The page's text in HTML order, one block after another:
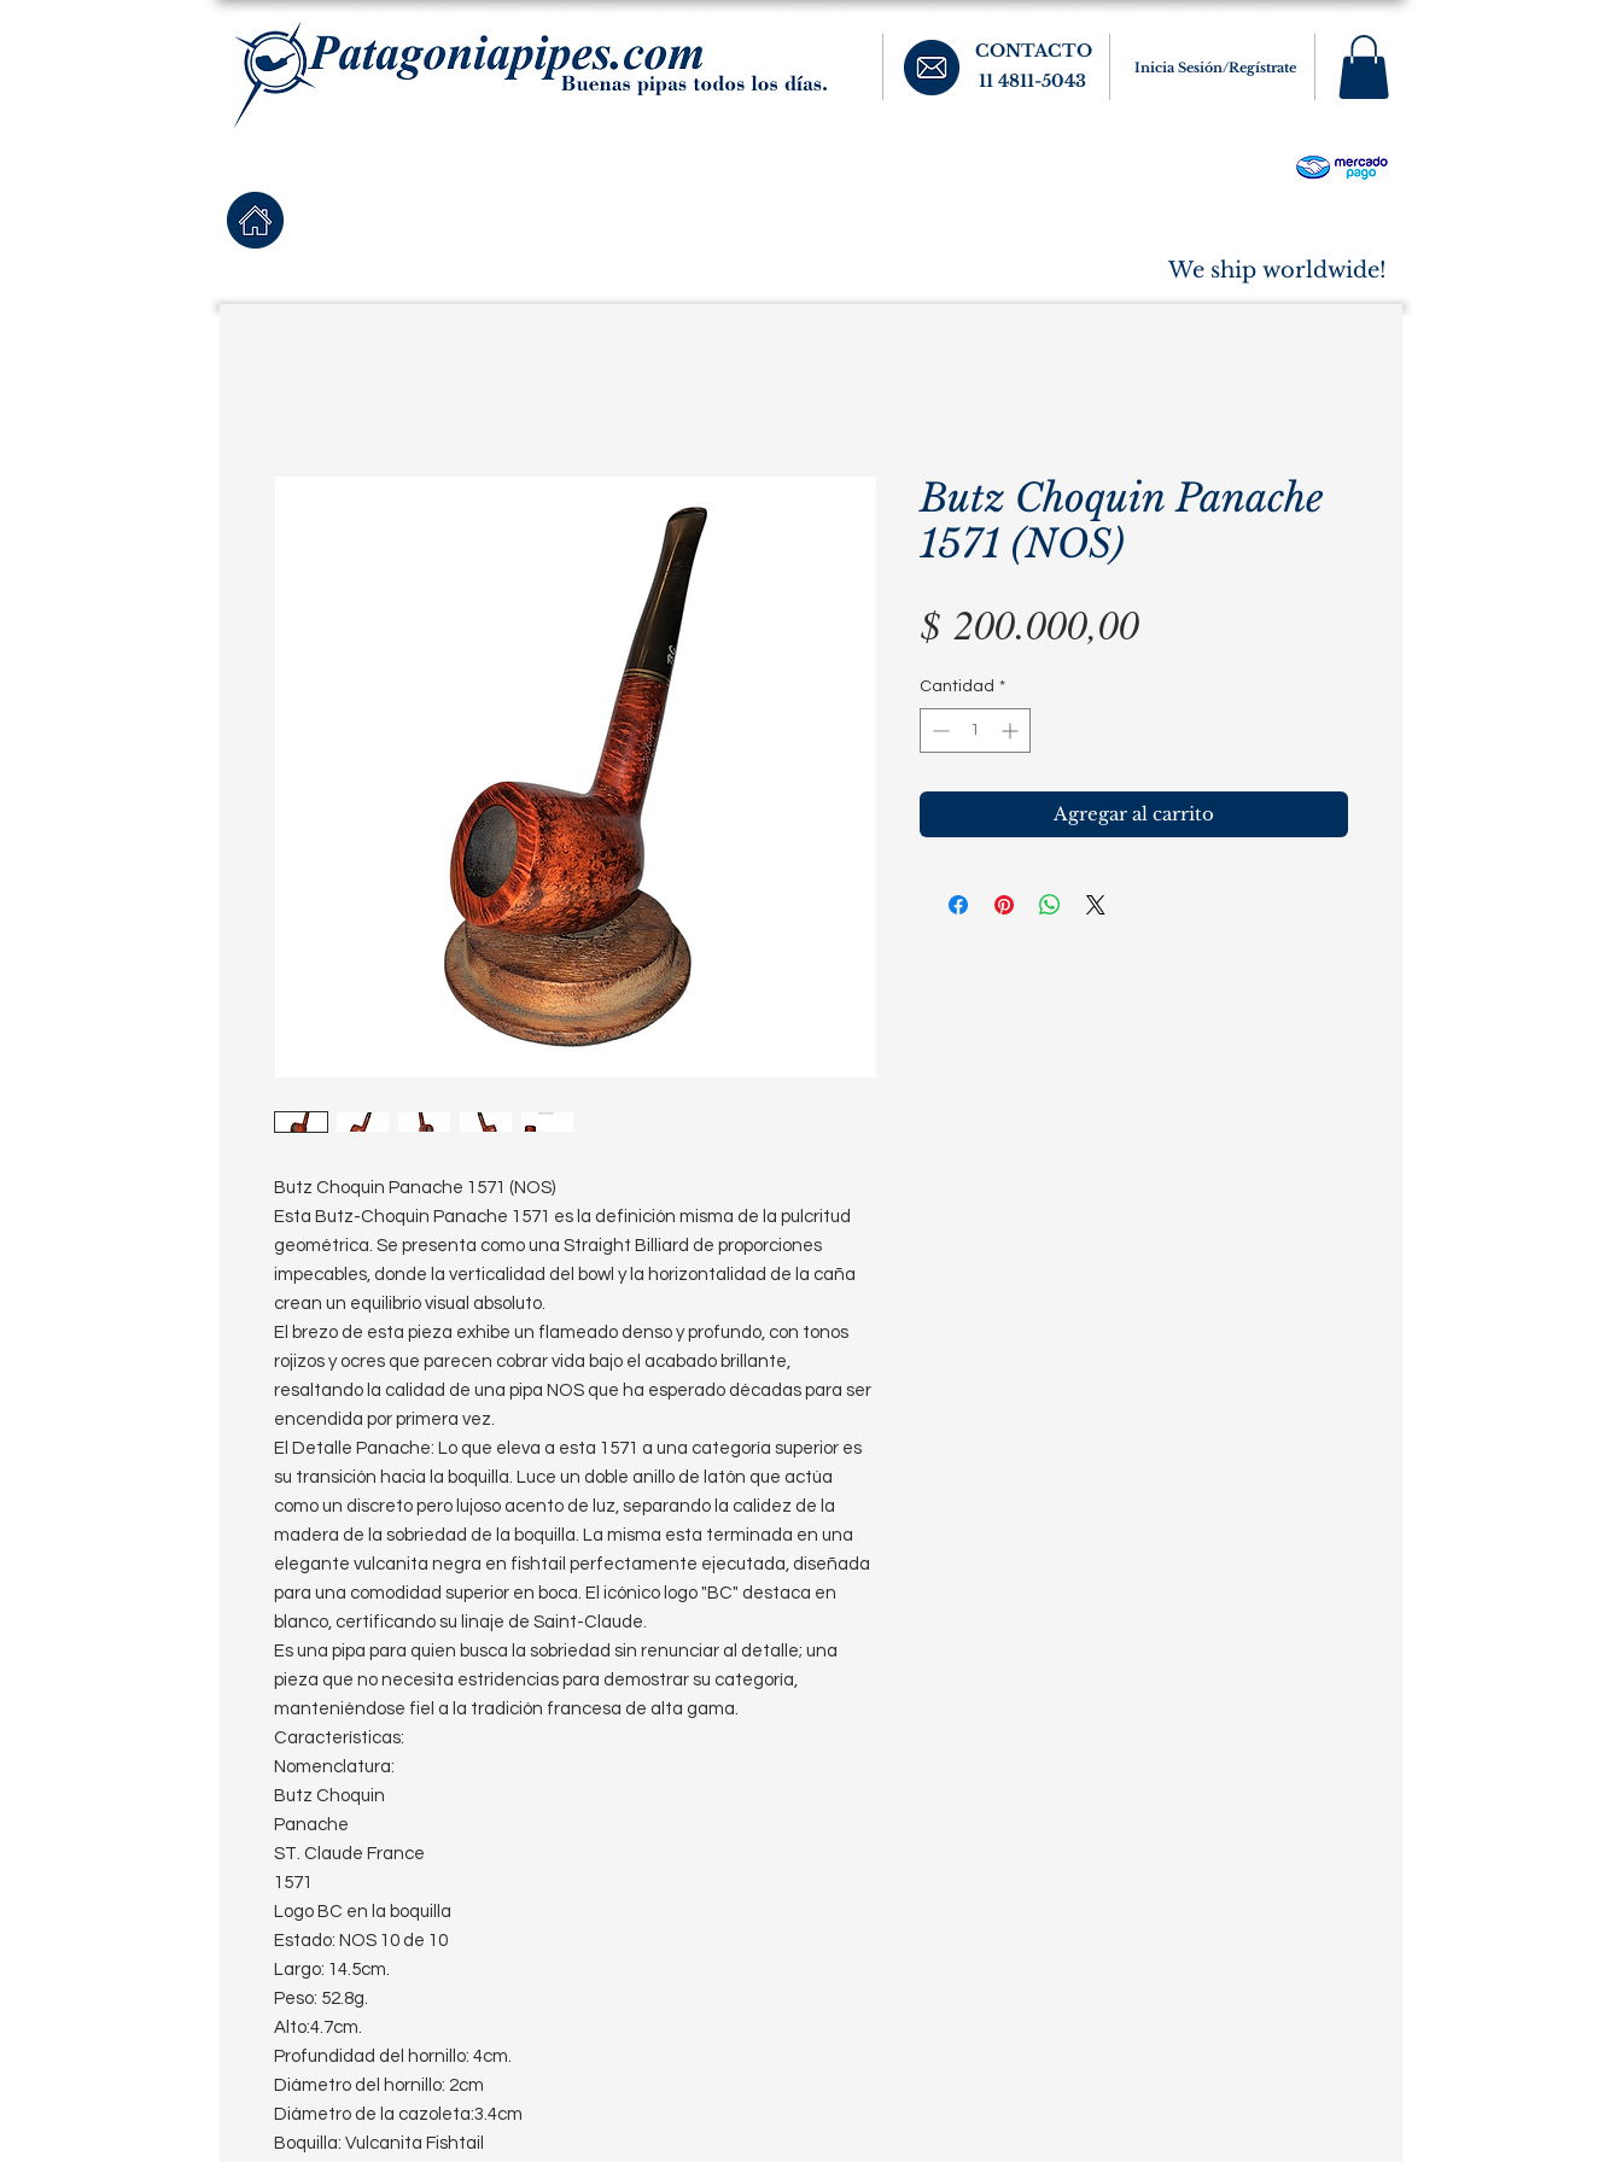
CONTACTO
11 4811-5043
Inicia Sesión/Regístrate
We ship worldwide!
Butz Choquin Panache 1571 (NOS)
Esta Butz-Choquin Panache 1571 es la definición misma de la pulcritud
geométrica. Se presenta como una Straight Billiard de proporciones
impecables, donde la verticalidad del bowl y la horizontalidad de la caña
crean un equilibrio visual absoluto.
​El brezo de esta pieza exhibe un flameado denso y profundo, con tonos
rojizos y ocres que parecen cobrar vida bajo el acabado brillante,
resaltando la calidad de una pipa NOS que ha esperado décadas para ser
encendida por primera vez.
El Detalle Panache: Lo que eleva a esta 1571 a una categoría superior es
su transición hacia la boquilla. Luce un doble anillo de latón que actúa
como un discreto pero lujoso acento de luz, separando la calidez de la
madera de la sobriedad de la boquilla. La misma esta terminada en una
elegante vulcanita negra en fishtail perfectamente ejecutada, diseñada
para una comodidad superior en boca. El icónico logo "BC" destaca en
blanco, certificando su linaje de Saint-Claude.
​Es una pipa para quien busca la sobriedad sin renunciar al detalle; una
pieza que no necesita estridencias para demostrar su categoría,
manteniéndose fiel a la tradición francesa de alta gama.
Características:
Nomenclatura:
Butz Choquin
Panache
ST. Claude France
1571
Logo BC en la boquilla
Estado: NOS 10 de 10
Largo: 14.5cm.
Peso: 52.8g.
Alto:4.7cm.
Profundidad del hornillo: 4cm.
Diámetro del hornillo: 2cm
Diámetro de la cazoleta:3.4cm
Boquilla: Vulcanita Fishtail
Butz Choquin Panache
1571 (NOS)
$ 200.000,00Precio
Cantidad *
Agregar al carrito